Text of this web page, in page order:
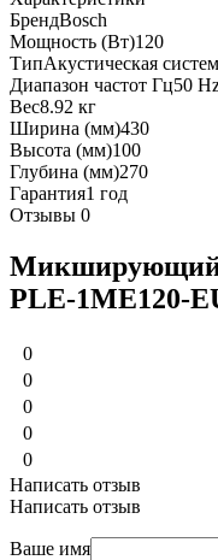
БрендBosch
Мощность (Вт)120
ТипАкустическая
Диапазон частот Гц50
Вес8.92 кг
Ширина (мм)430
Высота (мм)100
Глубина (мм)270
Гарантия1 год
Отзывы 0
Микширующий
PLE-1ME120-
0
0
0
0
0
Написать отзыв
Написать отзыв
Ваше имя